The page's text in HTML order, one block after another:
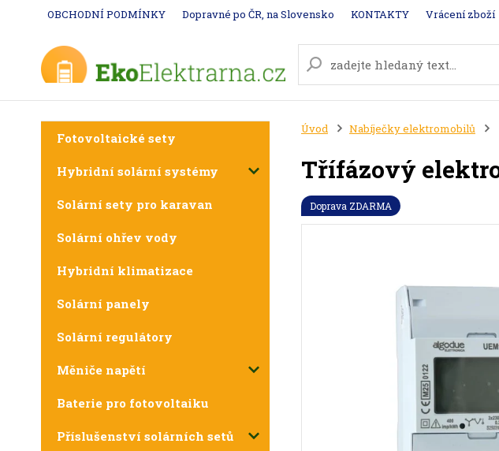
OBCHODNÍ PODMÍNKY Dopravné po ČR, na Slovensko KONTAKTY Vrácení zboží
Fotovoltaické sety
Hybridní solární systémy
Solární sety pro karavan
Solární ohřev vody
Hybridní klimatizace
Solární panely
Solární regulátory
Měniče napětí
Baterie pro fotovoltaiku
Příslušenství solárních setů
Úvod Nabíječky elektromobilů
Třífázový
Doprava ZDARMA